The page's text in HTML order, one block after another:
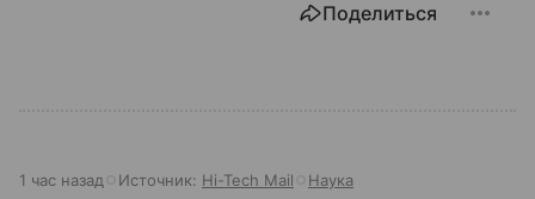
Поделиться
1 час назад Источник: Hi-Tech Mail Наука